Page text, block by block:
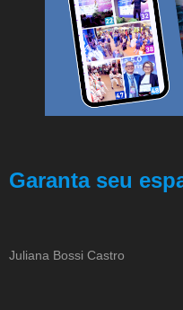
Garanta seu
Juliana Bossi Castro